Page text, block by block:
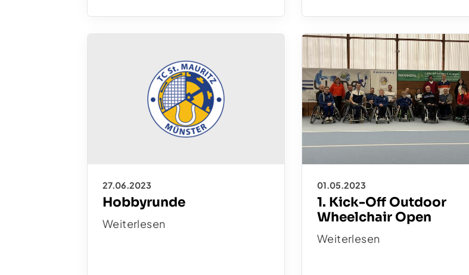
27.06.2023
Hobbyrunde
Weiterlesen
01.05.2023
1. Kick-Off Outdoor
Wheelchair Open
Weiterlesen